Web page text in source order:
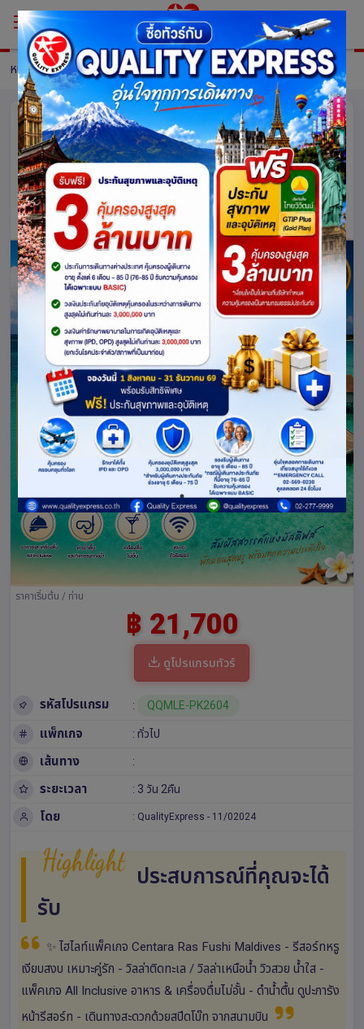
หน้าหลัก แพ็กเกจ รายละเอียดแพ็คเกจ
แพ็กเกจมัลดีฟส์ Centara Ras Fushi
Resort ( เซ็นทารา ราสฟูชิรีสอร์ทมัล
ดีฟส์ )
มัลดีฟส์ 1395 4.0
ราคาเริ่มต้น / ท่าน
฿ 21,700
ดูโปรแกรมทัวร์
รหัสโปรแกรม : QQMLE-PK2604
แพ็กเกจ : ทั่วไป
เส้นทาง :
ระยะเวลา : 3 วัน 2คืน
โดย : QualityExpress - 11/02024
Highlight ประสบการณ์ที่คุณจะได้
รับ
✨ ไฮไลท์แพ็คเกจ Centara Ras Fushi Maldives - รีสอร์ทหรู
เงียบสงบ เหมาะคู่รัก - วิลล่าติดทะเล / วิลล่าเหนือน้ำ วิวสวย น้ำใส -
แพ็คเกจ All Inclusive อาหาร & เครื่องดื่มไม่อั้น - ดำน้ำตื้น ดูปะการัง
หน้ารีสอร์ท - เดินทางสะดวกด้วยสปีดโบ๊ท จากสนามบิน